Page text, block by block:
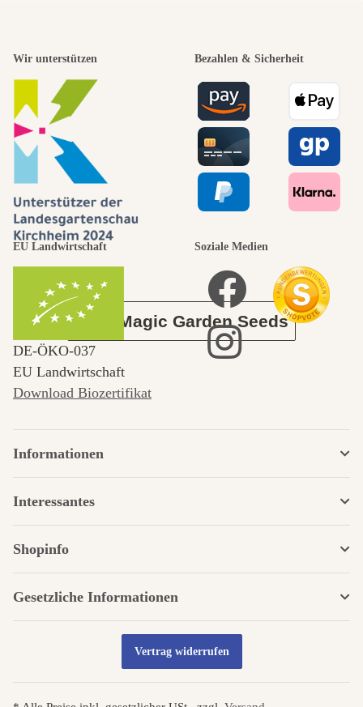
schönsten
Wege zu uns
selbst führt
durch den
Garten
Über Magic Garden Seeds
Wir unterstützen Bezahlen & Sicherheit
EU Landwirtschaft
DE‑ÖKO‑037
EU Landwirtschaft
Download Biozertifikat
Soziale Medien
Informationen
Interessantes
Shopinfo
Gesetzliche Informationen
Vertrag widerrufen